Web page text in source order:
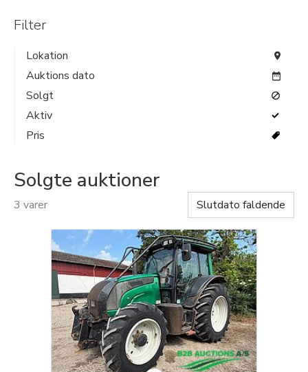
Filter
Lokation
Auktions dato
Solgt
Aktiv
Pris
Solgte auktioner
3 varer